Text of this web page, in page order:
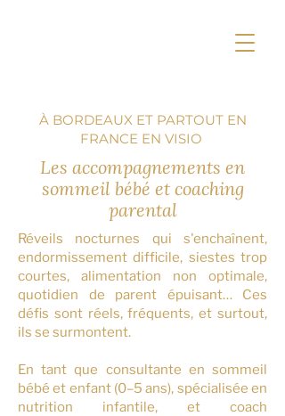
À BORDEAUX ET PARTOUT EN
FRANCE EN VISIO
Les accompagnements en
sommeil bébé et coaching
parental
Réveils nocturnes qui s'enchaînent,
endormissement difficile, siestes trop
courtes, alimentation non optimale,
quotidien de parent épuisant… Ces
défis sont réels, fréquents, et surtout,
ils se surmontent.
En tant que consultante en sommeil
bébé et enfant (0–5 ans), spécialisée en
nutrition infantile, et coach